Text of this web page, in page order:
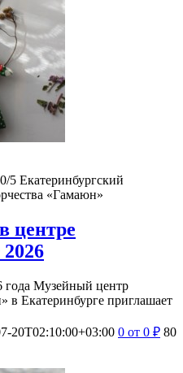
5 Екатеринбургский
«Гамаюн»
центре
года Музейный центр
в Екатеринбурге приглашает
20T02:10:00+03:00 0 от 0 ₽ 80